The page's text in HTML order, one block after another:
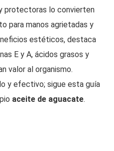
protectoras lo convierten
para manos agrietadas y
estéticos, destaca
E y A, ácidos grasos y
valor al organismo.
y efectivo; sigue esta guía
aceite de aguacate.